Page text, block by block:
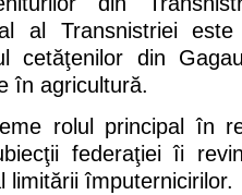
al Transnistriei
cetăţenilor din
în agricultură.
rolul principal în
federaţiei îi
limitării împuternicirilor.